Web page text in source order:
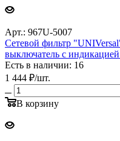
Арт.: 967U-5007
Сетевой фильтр
выключатель с
Есть в наличии: 16
1 444 ₽/шт.
В корзину